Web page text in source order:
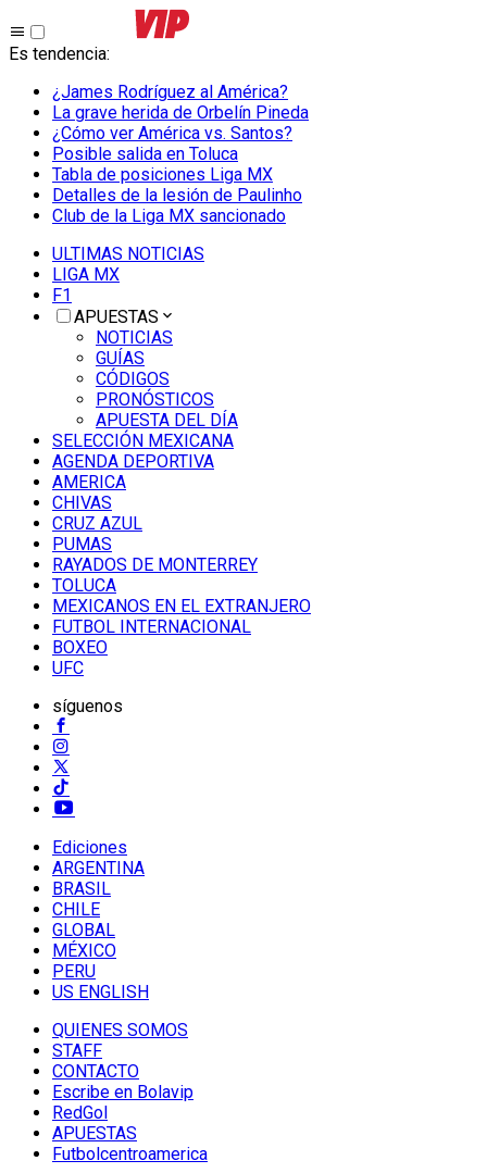
Es tendencia:
¿James Rodríguez al América?
La grave herida de Orbelín Pineda
¿Cómo ver América vs. Santos?
Posible salida en Toluca
Tabla de posiciones Liga MX
Detalles de la lesión de Paulinho
Club de la Liga MX sancionado
ULTIMAS NOTICIAS
LIGA MX
F1
APUESTAS
NOTICIAS
GUÍAS
CÓDIGOS
PRONÓSTICOS
APUESTA DEL DÍA
SELECCIÓN MEXICANA
AGENDA DEPORTIVA
AMERICA
CHIVAS
CRUZ AZUL
PUMAS
RAYADOS DE MONTERREY
TOLUCA
MEXICANOS EN EL EXTRANJERO
FUTBOL INTERNACIONAL
BOXEO
UFC
síguenos
Ediciones
ARGENTINA
BRASIL
CHILE
GLOBAL
MÉXICO
PERU
US ENGLISH
QUIENES SOMOS
STAFF
CONTACTO
Escribe en Bolavip
RedGol
APUESTAS
Futbolcentroamerica